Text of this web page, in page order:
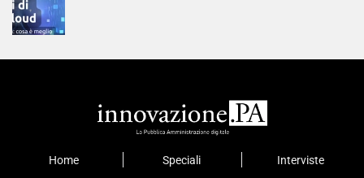
Home Speciali Interviste